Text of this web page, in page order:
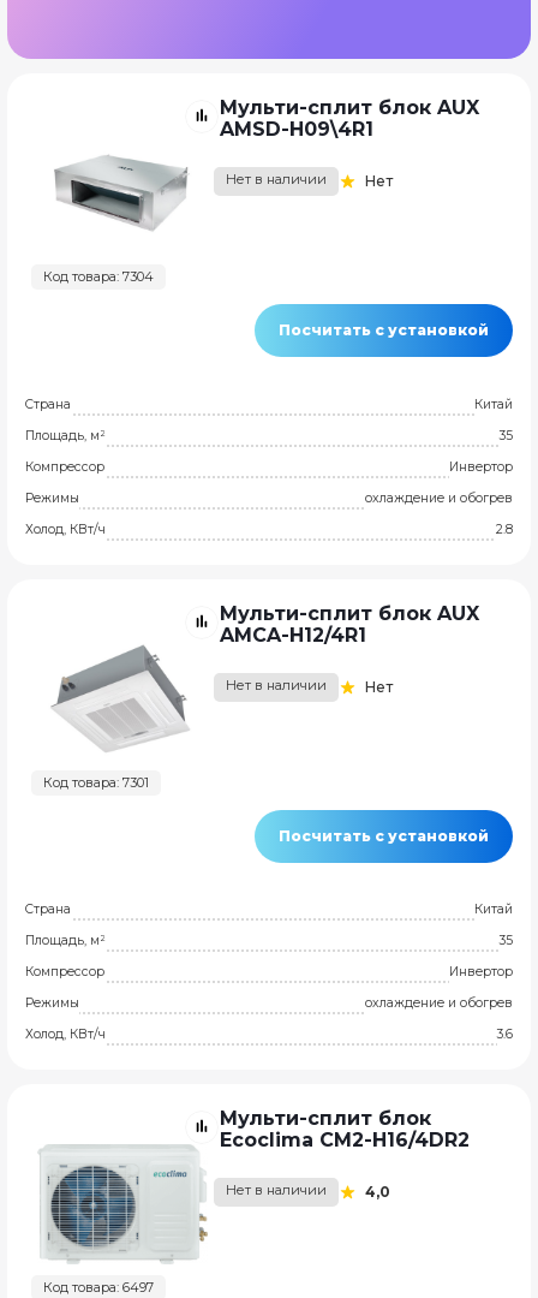
Код товара: 7304
Мульти-сплит блок AUX
AMSD-H09\4R1
Нет в наличии Нет
Посчитать с установкой
Страна
Китай
Площадь, м²
35
Компрессор
Инвертор
Режимы
охлаждение и обогрев
Холод, КВт/ч
2.8
Код товара: 7301
Мульти-сплит блок AUX
AMCA-H12/4R1
Нет в наличии Нет
Посчитать с установкой
Страна
Китай
Площадь, м²
35
Компрессор
Инвертор
Режимы
охлаждение и обогрев
Холод, КВт/ч
3.6
Код товара: 6497
Мульти-сплит блок
Ecoclima CM2-H16/4DR2
Нет в наличии 4,0